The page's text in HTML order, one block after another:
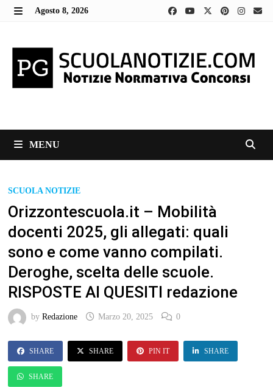
Skip
Agosto 8, 2026
MENU
SCUOLA NOTIZIE
Orizzontescuola.it – Mobilità
docenti 2025, gli allegati: quali
sono e come vanno compilati.
Deroghe, scelta delle scuole.
RISPOSTE AI QUESITI redazione
by Redazione Marzo 20, 2025 0
SHARE SHARE PIN IT SHARE
SHARE